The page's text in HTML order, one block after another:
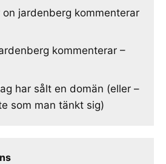
on jardenberg kommenterar
kommenterar –
har sålt en domän (eller –
som man tänkt sig)